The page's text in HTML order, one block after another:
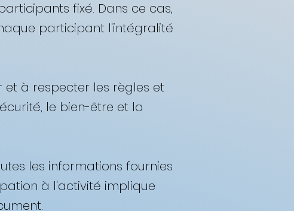
fixé. Dans ce cas,
participant l'intégralité
et à respecter les règles et
le bien-être et la
les informations fournies
à l'activité implique